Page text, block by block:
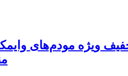
ویژه مودم‌های